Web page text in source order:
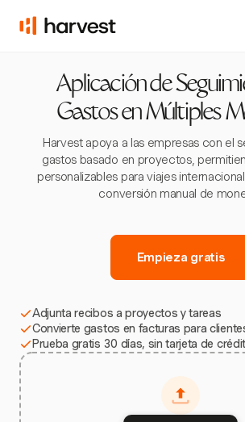
Aplicación de
Gastos en Múltiples
Harvest apoya a las empresas con el
gastos basado en proyectos,
personalizables para viajes
conversión manual de
Empieza gratis
Adjunta recibos a proyectos y tareas
Convierte gastos en facturas para
Prueba gratis 30 días, sin tarjeta de